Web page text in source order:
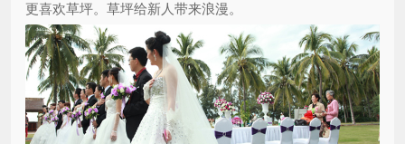
更喜欢草坪。草坪给新人带来浪漫。